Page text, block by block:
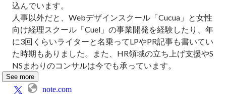
込んでいます。
人事以外だと、Webデザインスクール「Cucua」と女性
向け経理スクール「Cuel」の事業開発を経験したり、年
に3回くらいライターと名乗ってLPやPR記事も書いてい
た時期もありました。また、HR領域の立ち上げ支援やS
NSまわりのコンサルは今でも承っています。
See more
note.com